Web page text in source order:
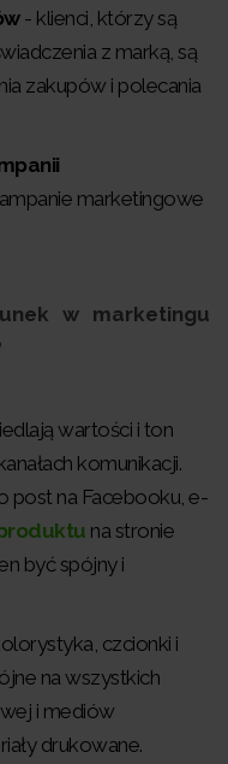
- klienci, którzy są
z marką, są
zakupów i polecania
marketingowe
w marketingu
wartości i ton
komunikacji.
post na Facebooku, e-
na stronie
być spójny i
czcionki i
na wszystkich
i mediów
drukowane.